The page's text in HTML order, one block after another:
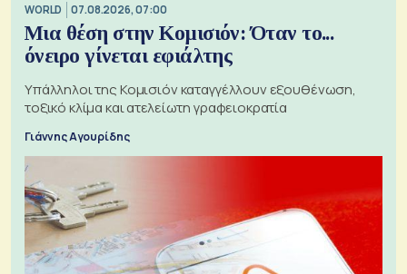
WORLD 07.08.2026, 07:00
Μια θέση στην Κομισιόν: Όταν το...
όνειρο γίνεται εφιάλτης
Υπάλληλοι της Κομισιόν καταγγέλλουν εξουθένωση,
τοξικό κλίμα και ατελείωτη γραφειοκρατία
Γιάννης Αγουρίδης